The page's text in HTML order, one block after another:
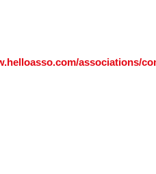
associations/